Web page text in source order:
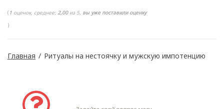
( 1 оценок, среднее: 2,00из 5, вы уже поставили оценку
)
Главная / Ритуалы на нестоячку и мужскую импотенцию